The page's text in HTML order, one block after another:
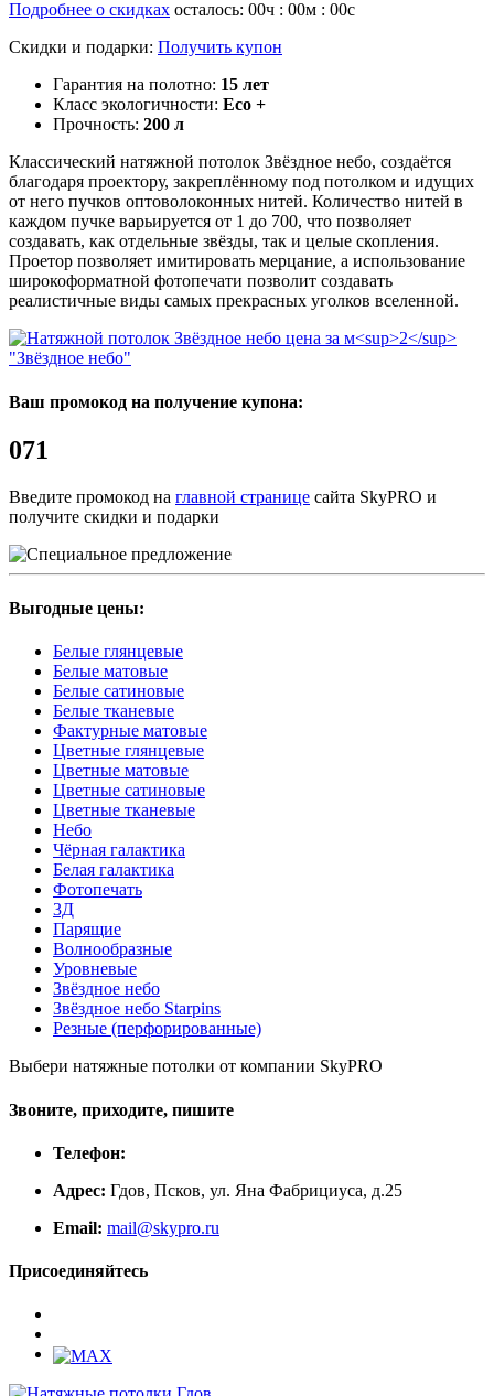
Подробнее о скидках осталось: 00ч : 00м : 00с
Скидки и подарки: Получить купон
Гарантия на полотно: 15 лет
Класс экологичности: Eco +
Прочность: 200 л
Классический натяжной потолок Звёздное небо, создаётся
благодаря проектору, закреплённому под потолком и идущих
от него пучков оптоволоконных нитей. Количество нитей в
каждом пучке варьируется от 1 до 700, что позволяет
создавать, как отдельные звёзды, так и целые скопления.
Проетор позволяет имитировать мерцание, а использование
широкоформатной фотопечати позволит создавать
реалистичные виды самых прекрасных уголков вселенной.
"Звёздное небо"
Ваш промокод на получение купона:
071
Введите промокод на главной странице сайта SkyPRO и
получите скидки и подарки
Выгодные цены:
Белые глянцевые
Белые матовые
Белые сатиновые
Белые тканевые
Фактурные матовые
Цветные глянцевые
Цветные матовые
Цветные сатиновые
Цветные тканевые
Небо
Чёрная галактика
Белая галактика
Фотопечать
3Д
Парящие
Волнообразные
Уровневые
Звёздное небо
Звёздное небо Starpins
Резные (перфорированные)
Выбери натяжные потолки от компании SkyPRO
Звоните, приходите, пишите
Телефон:
Адрес: Гдов, Псков, ул. Яна Фабрициуса, д.25
Email: mail@skypro.ru
Присоединяйтесь